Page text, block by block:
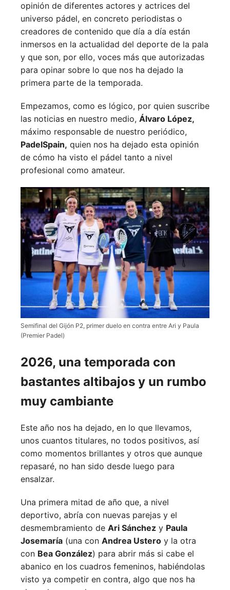
opinión de diferentes actores y actrices del
universo pádel, en concreto periodistas o
creadores de contenido que día a día están
inmersos en la actualidad del deporte de la pala
y que son, por ello, voces más que autorizadas
para opinar sobre lo que nos ha dejado la
primera parte de la temporada.
Empezamos, como es lógico, por quien suscribe
las noticias en nuestro medio, Álvaro López,
máximo responsable de nuestro periódico,
PadelSpain, quien nos ha dejado esta opinión
de cómo ha visto el pádel tanto a nivel
profesional como amateur.
Semifinal del Gijón P2, primer duelo en contra entre Ari y Paula
(Premier Padel)
2026, una temporada con
bastantes altibajos y un rumbo
muy cambiante
Este año nos ha dejado, en lo que llevamos,
unos cuantos titulares, no todos positivos, así
como momentos brillantes y otros que aunque
repasaré, no han sido desde luego para
ensalzar.
Una primera mitad de año que, a nivel
deportivo, abría con nuevas parejas y el
desmembramiento de Ari Sánchez y Paula
Josemaría (una con Andrea Ustero y la otra
con Bea González) para abrir más si cabe el
abanico en los cuadros femeninos, habiéndolas
visto ya competir en contra, algo que nos ha